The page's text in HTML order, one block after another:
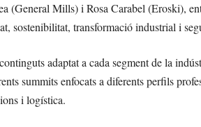
(General Mills) i Rosa Carabel (Eroski),
sostenibilitat, transformació industrial i
adaptat a cada segment de la
summits enfocats a diferents perfils
i logística.